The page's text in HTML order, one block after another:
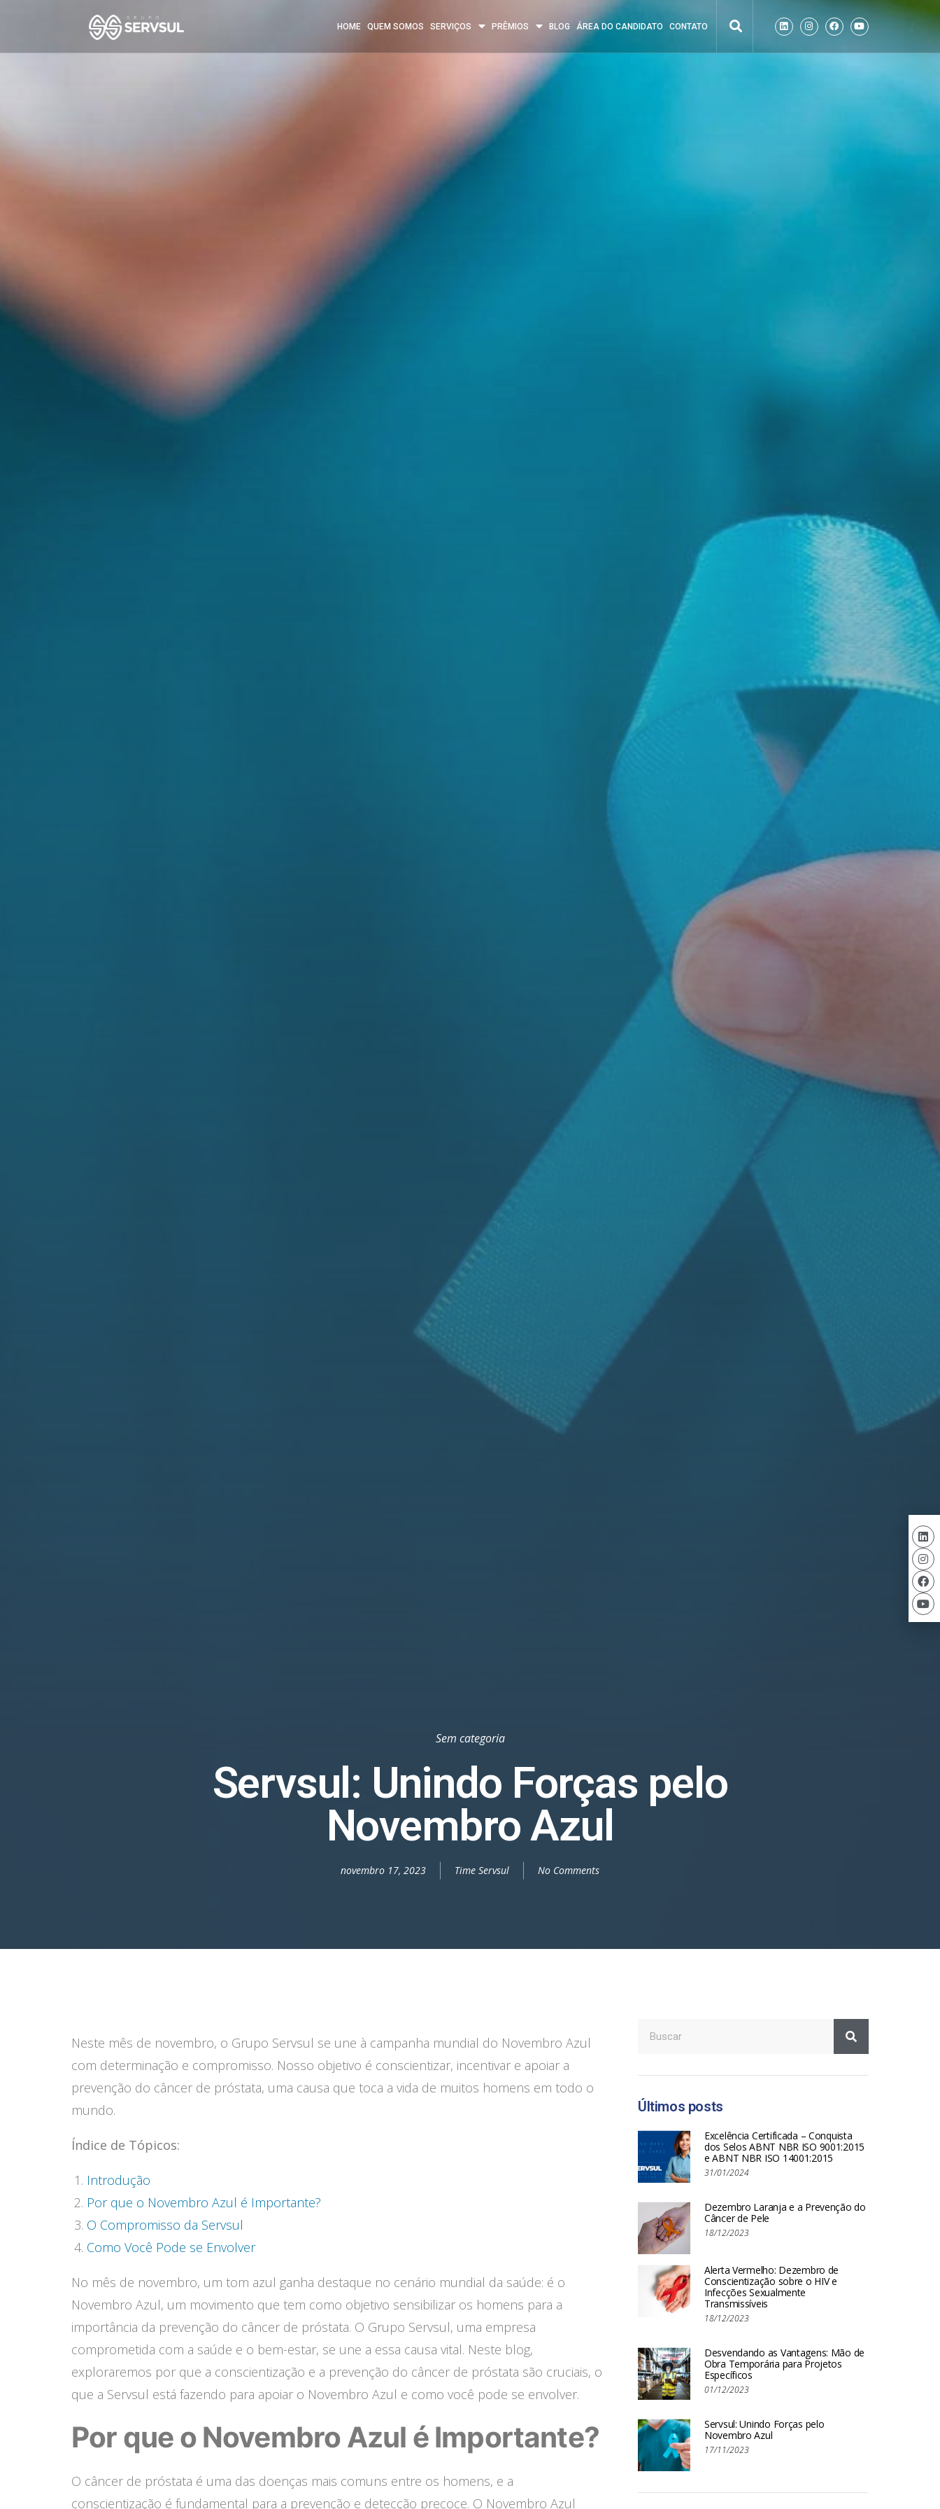
HOME QUEM SOMOS SERVIÇOS PRÊMIOS BLOG ÁREA DO CANDIDATO CONTATO
Sem categoria
Servsul: Unindo Forças pelo
Novembro Azul
novembro 17, 2023 Time Servsul No Comments
Neste mês de novembro, o Grupo Servsul se une à campanha mundial do Novembro Azul
com determinação e compromisso. Nosso objetivo é conscientizar, incentivar e apoiar a
prevenção do câncer de próstata, uma causa que toca a vida de muitos homens em todo o
mundo.
Índice de Tópicos:
Introdução
Por que o Novembro Azul é Importante?
O Compromisso da Servsul
Como Você Pode se Envolver
No mês de novembro, um tom azul ganha destaque no cenário mundial da saúde: é o
Novembro Azul, um movimento que tem como objetivo sensibilizar os homens para a
importância da prevenção do câncer de próstata. O Grupo Servsul, uma empresa
comprometida com a saúde e o bem-estar, se une a essa causa vital. Neste blog,
exploraremos por que a conscientização e a prevenção do câncer de próstata são cruciais, o
que a Servsul está fazendo para apoiar o Novembro Azul e como você pode se envolver.
Por que o Novembro Azul é Importante?
O câncer de próstata é uma das doenças mais comuns entre os homens, e a
conscientização é fundamental para a prevenção e detecção precoce. O Novembro Azul
Últimos posts
Excelência Certificada – Conquista
dos Selos ABNT NBR ISO 9001:2015
e ABNT NBR ISO 14001:2015
31/01/2024
Dezembro Laranja e a Prevenção do
Câncer de Pele
18/12/2023
Alerta Vermelho: Dezembro de
Conscientização sobre o HIV e
Infecções Sexualmente
Transmissíveis
18/12/2023
Desvendando as Vantagens: Mão de
Obra Temporária para Projetos
Específicos
01/12/2023
Servsul: Unindo Forças pelo
Novembro Azul
17/11/2023